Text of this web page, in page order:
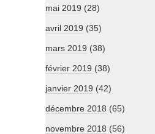
mai 2019 (28)
avril 2019 (35)
mars 2019 (38)
février 2019 (38)
janvier 2019 (42)
décembre 2018 (65)
novembre 2018 (56)